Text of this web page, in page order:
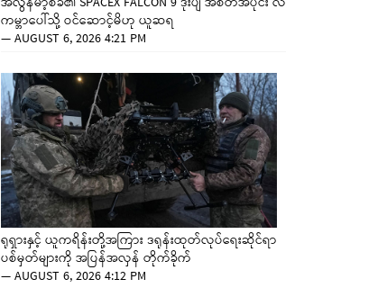
ကမ္ဘာပေါ်သို့ ဝင်ဆောင့်မိဟု ယူဆရ
—AUGUST 6, 2026 4:21 PM
ရုရှားနှင့် ယူကရိန်းတို့အကြား ဒရုန်းထုတ်လုပ်ရေးဆိုင်ရာ
ပစ်မှတ်များကို အပြန်အလှန် တိုက်ခိုက်
—AUGUST 6, 2026 4:12 PM